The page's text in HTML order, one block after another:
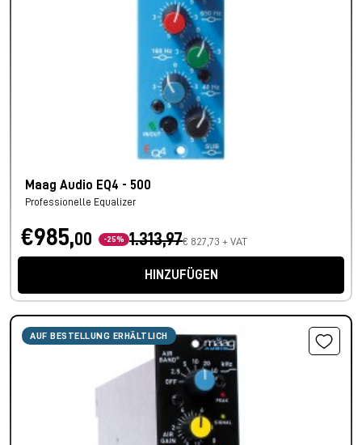
Maag Audio EQ4 - 500
Professionelle Equalizer
€985,00 -25% 1.313,97€ 827,73 + VAT
HINZUFÜGEN
AUF BESTELLUNG ERHÄLTLICH